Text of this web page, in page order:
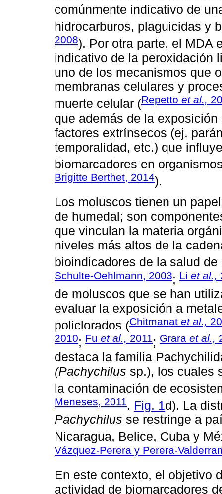
comúnmente indicativo de
hidrocarburos, plaguicidas y
2008). Por otra parte, el MDA
indicativo de la peroxidación
uno de los mecanismos que
membranas celulares y
muerte celular (Repetto et al.,
que además de la
factores extrínsecos (ej.
temporalidad, etc.) que
biomarcadores en
Brigitte Berthet, 2014).
Los moluscos tienen un
de humedal; son
que vinculan la materia
niveles más altos de la
bioindicadores de la salud
Schulte-Oehlmann, 2003; Li et al.,
de moluscos que se han
evaluar la exposición a
policlorados (Chitmanat et al.,
2010; Fu et al., 2011; Grara et al.,
destaca la familia
(Pachychilus sp.), los cuales
la contaminación de
Meneses, 2011. Fig. 1d). La
Pachychilus se restringe a
Nicaragua, Belice, Cuba y
Vázquez-Perera y Perera-
En este contexto, el objetivo
actividad de biomarcadores